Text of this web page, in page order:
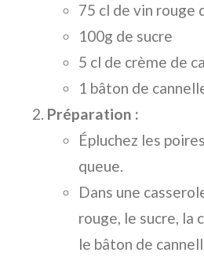
75 cl de vin rouge
100g de sucre
5 cl de crème de
1 bâton de
Préparation :
Épluchez les
queue.
Dans une
rouge, le sucre, la
le bâton de